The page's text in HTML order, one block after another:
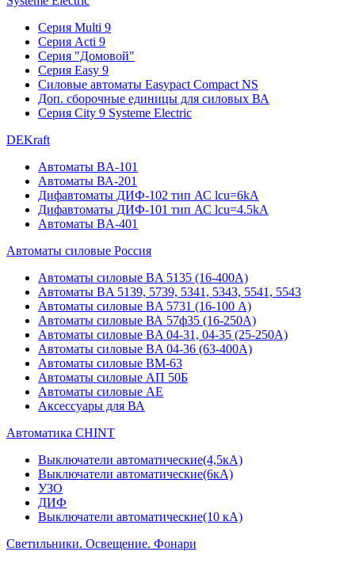
Серия Multi 9
Серия Acti 9
Серия "Домовой"
Серия Easy 9
Силовые автоматы Easypact Compact NS
Доп. сборочные единицы для силовых ВА
Серия City 9 Systeme Electric
DEKraft
Автоматы BA-101
Автоматы ВА-201
Дифавтоматы ДИФ-102 тип АС lcu=6kA
Дифавтоматы ДИФ-101 тип АС lcu=4.5kA
Автоматы BA-401
Автоматы силовые Россия
Автоматы силовые BA 5135 (16-400А)
Автоматы BA 5139, 5739, 5341, 5343, 5541, 5543
Автоматы силовые BA 5731 (16-100 А)
Автоматы силовые ВА 57ф35 (16-250А)
Автоматы силовые BA 04-31, 04-35 (25-250А)
Автоматы силовые BA 04-36 (63-400А)
Автоматы силовые ВМ-63
Автоматы силовые АП 50Б
Автоматы силовые АЕ
Аксессуары для ВА
Автоматика CHINT
Выключатели автоматические(4,5кА)
Выключатели автоматические(6кА)
УЗО
ДИФ
Выключатели автоматические(10 кА)
Светильники. Освещение. Фонари